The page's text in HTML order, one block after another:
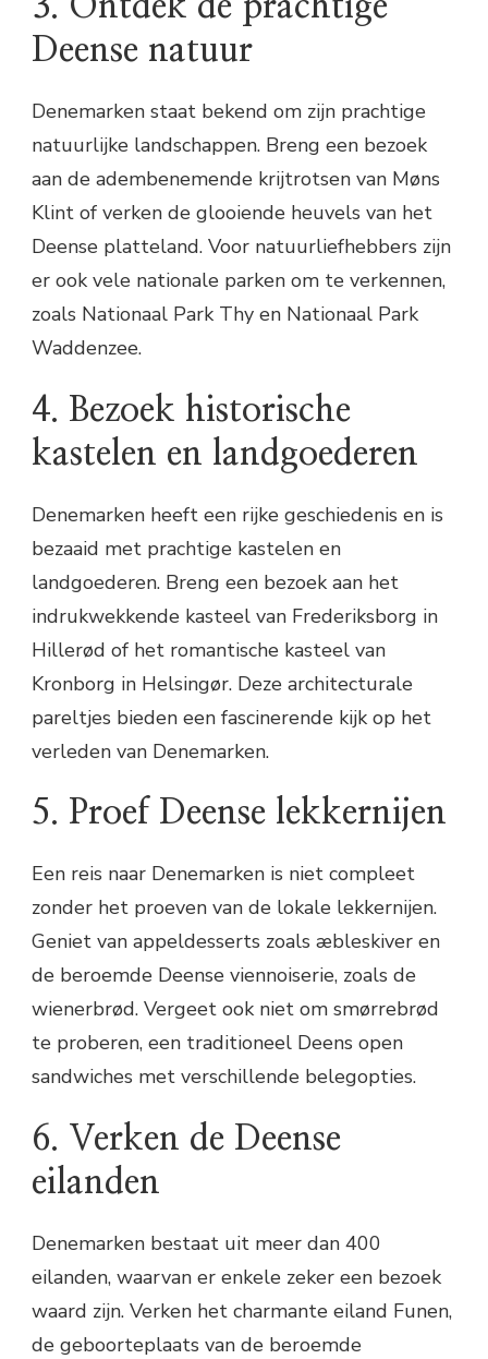
Deense natuur
Denemarken staat bekend om zijn prachtige
natuurlijke landschappen. Breng een bezoek
aan de adembenemende krijtrotsen van Møns
Klint of verken de glooiende heuvels van het
Deense platteland. Voor natuurliefhebbers zijn
er ook vele nationale parken om te verkennen,
zoals Nationaal Park Thy en Nationaal Park
Waddenzee.
4. Bezoek historische
kastelen en landgoederen
Denemarken heeft een rijke geschiedenis en is
bezaaid met prachtige kastelen en
landgoederen. Breng een bezoek aan het
indrukwekkende kasteel van Frederiksborg in
Hillerød of het romantische kasteel van
Kronborg in Helsingør. Deze architecturale
pareltjes bieden een fascinerende kijk op het
verleden van Denemarken.
5. Proef Deense lekkernijen
Een reis naar Denemarken is niet compleet
zonder het proeven van de lokale lekkernijen.
Geniet van appeldesserts zoals æbleskiver en
de beroemde Deense viennoiserie, zoals de
wienerbrød. Vergeet ook niet om smørrebrød
te proberen, een traditioneel Deens open
sandwiches met verschillende belegopties.
6. Verken de Deense
eilanden
Denemarken bestaat uit meer dan 400
eilanden, waarvan er enkele zeker een bezoek
waard zijn. Verken het charmante eiland Funen,
de geboorteplaats van de beroemde